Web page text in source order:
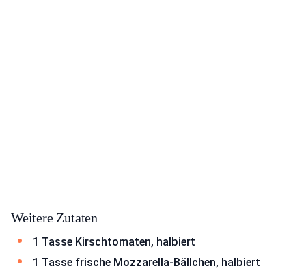
Weitere Zutaten
1 Tasse Kirschtomaten, halbiert
1 Tasse frische Mozzarella-Bällchen, halbiert